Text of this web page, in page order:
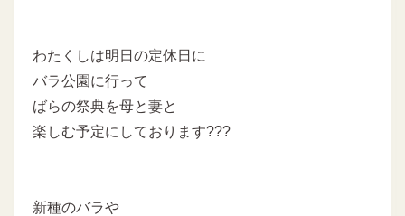
わたくしは明日の定休日に
バラ公園に行って
ばらの祭典を母と妻と
楽しむ予定にしております???
新種のバラや